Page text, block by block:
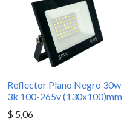
Reflector Plano Negro 30w
3k 100-265v (130x100)mm
$ 5,06
Showroom
Showroom Quito:
Asesoría Técnica:
Iluminación:
Cable: